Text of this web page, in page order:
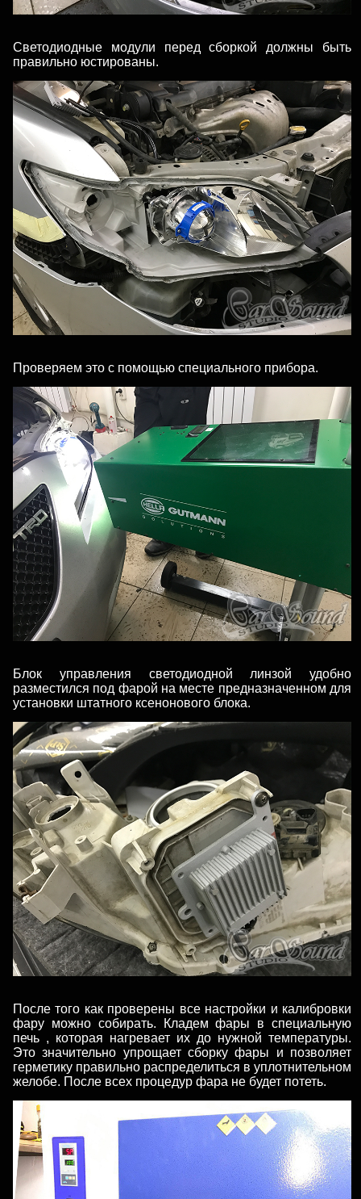
Светодиодные модули перед сборкой должны быть
правильно юстированы.
Проверяем это с помощью специального прибора.
Блок управления светодиодной линзой удобно
разместился под фарой на месте предназначенном для
установки штатного ксенонового блока.
После того как проверены все настройки и калибровки
фару можно собирать. Кладем фары в специальную
печь , которая нагревает их до нужной температуры.
Это значительно упрощает сборку фары и позволяет
герметику правильно распределиться в уплотнительном
желобе. После всех процедур фара не будет потеть.